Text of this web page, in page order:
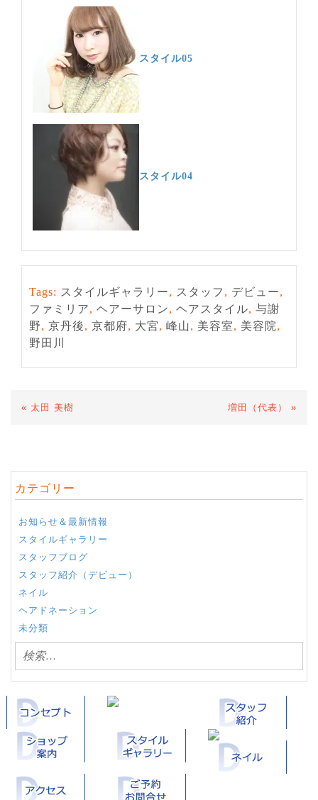
スタイル05
スタイル04
Tags: スタイルギャラリー, スタッフ , デビュー,
ファミリア, ヘアーサロン, ヘアスタイル, 与謝
野, 京丹後, 京都府, 大宮, 峰山, 美容室, 美容院,
野田川
« 太田 美樹 増田（代表） »
カテゴリー
お知らせ＆最新情報
スタイルギャラリー
スタッフブログ
スタッフ紹介（デビュー）
ネイル
ヘアドネーション
未分類